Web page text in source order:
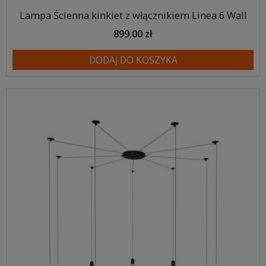
Lampa Ścienna kinkiet z włącznikiem Linea 6 Wall
899,00 zł
DODAJ DO KOSZYKA